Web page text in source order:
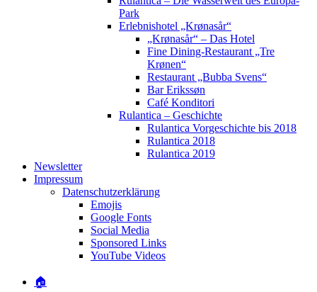
Park
Erlebnishotel „Krønasår“
„Krønasår“ – Das Hotel
Fine Dining-Restaurant „Tre
Krønen“
Restaurant „Bubba Svens“
Bar Erikssøn
Café Konditori
Rulantica – Geschichte
Rulantica Vorgeschichte bis 2018
Rulantica 2018
Rulantica 2019
Newsletter
Impressum
Datenschutzerklärung
Emojis
Google Fonts
Social Media
Sponsored Links
YouTube Videos
🏠